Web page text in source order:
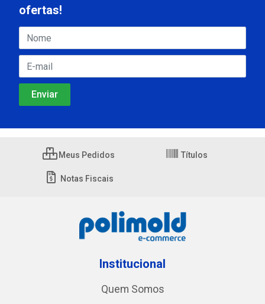
ofertas!
Meus Pedidos Títulos
Notas Fiscais
Institucional
Quem Somos